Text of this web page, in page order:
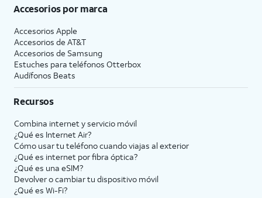
Accesorios por marca
Accesorios Apple
Accesorios de AT&T
Accesorios de Samsung
Estuches para teléfonos Otterbox
Audífonos Beats
Recursos
Combina internet y servicio móvil
¿Qué es Internet Air?
Cómo usar tu teléfono cuando viajas al exterior
¿Qué es internet por fibra óptica?
¿Qué es una eSIM?
Devolver o cambiar tu dispositivo móvil
¿Qué es Wi-Fi?